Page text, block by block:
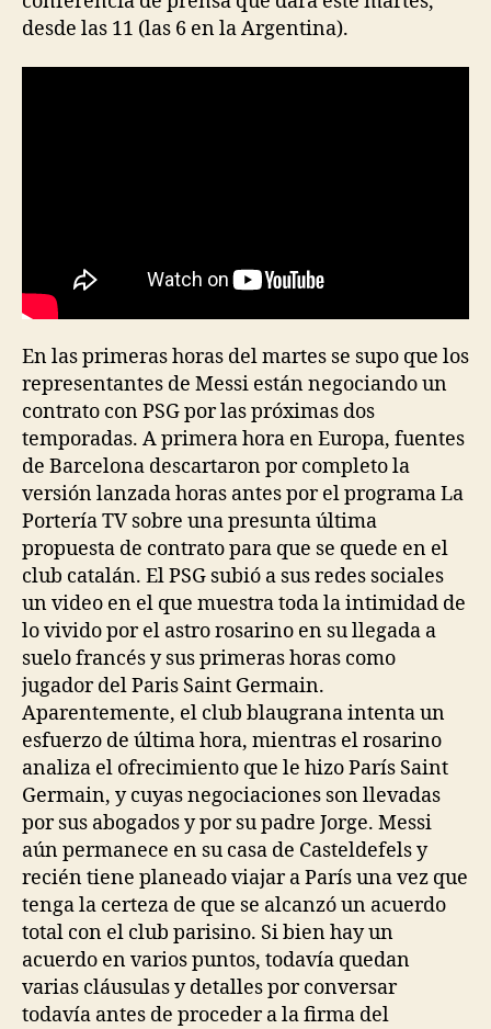
desde las 11 (las 6 en la Argentina).
En las primeras horas del martes se supo que los
representantes de Messi están negociando un
contrato con PSG por las próximas dos
temporadas. A primera hora en Europa, fuentes
de Barcelona descartaron por completo la
versión lanzada horas antes por el programa La
Portería TV sobre una presunta última
propuesta de contrato para que se quede en el
club catalán. El PSG subió a sus redes sociales
un video en el que muestra toda la intimidad de
lo vivido por el astro rosarino en su llegada a
suelo francés y sus primeras horas como
jugador del Paris Saint Germain.
Aparentemente, el club blaugrana intenta un
esfuerzo de última hora, mientras el rosarino
analiza el ofrecimiento que le hizo París Saint
Germain, y cuyas negociaciones son llevadas
por sus abogados y por su padre Jorge. Messi
aún permanece en su casa de Casteldefels y
recién tiene planeado viajar a París una vez que
tenga la certeza de que se alcanzó un acuerdo
total con el club parisino. Si bien hay un
acuerdo en varios puntos, todavía quedan
varias cláusulas y detalles por conversar
todavía antes de proceder a la firma del